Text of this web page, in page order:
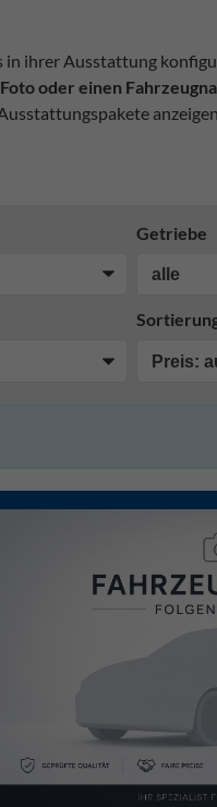
in ihrer Ausstattung
oder einen
anzeigen
Getriebe